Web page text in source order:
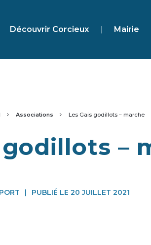
Découvrir Corcieux | Mairie
Associations Les Gais godillots – marche
godillots –
| PUBLIÉ LE 20 JUILLET 2021